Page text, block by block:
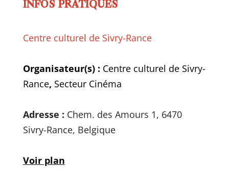
INFOS PRATIQUES
Centre culturel de Sivry-Rance
Organisateur(s) : Centre culturel de Sivry-
Rance, Secteur Cinéma
Adresse : Chem. des Amours 1, 6470
Sivry-Rance, Belgique
Voir plan